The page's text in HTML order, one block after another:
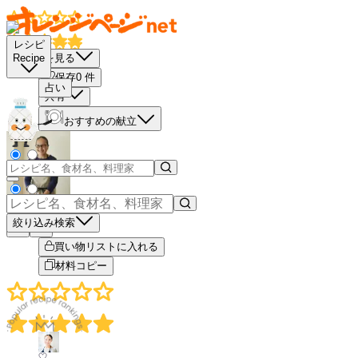
レシピ
Recipe
占い
絞り込み検索
栄養素を見る
保存0 件
共有
おすすめの献立
－
＋
買い物リストに入れる
材料コピー